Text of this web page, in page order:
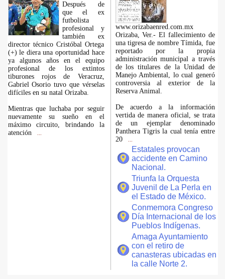
Después de
que el ex
futbolista
profesional y
también ex
director técnico Cristóbal Ortega
(+) le diera una oportunidad hace
ya algunos años en el equipo
profesional de los extintos
tiburones rojos de Veracruz,
Gabriel Osorio tuvo que vérselas
difíciles en su natal Orizaba.
Mientras que luchaba por seguir
nuevamente su sueño en el
máximo circuito, brindando la
atención
www.orizabaenred.com.mx
Orizaba, Ver.- El fallecimiento de
una tigresa de nombre Tímida, fue
reportado por la propia
administración municipal a través
de los titulares de la Unidad de
Manejo Ambiental, lo cual generó
controversia al exterior de la
Reserva Animal.
De acuerdo a la información
vertida de manera oficial, se trata
de un ejemplar denominado
Panthera Tigris la cual tenía entre
20
Estatales provocan
accidente en Camino
Nacional.
Triunfa la Orquesta
Juvenil de La Perla en
el Estado de México.
Conmemora Congreso
Día Internacional de los
Pueblos Indígenas.
Amaga Ayuntamiento
con el retiro de
canasteras ubicadas en
la calle Norte 2.